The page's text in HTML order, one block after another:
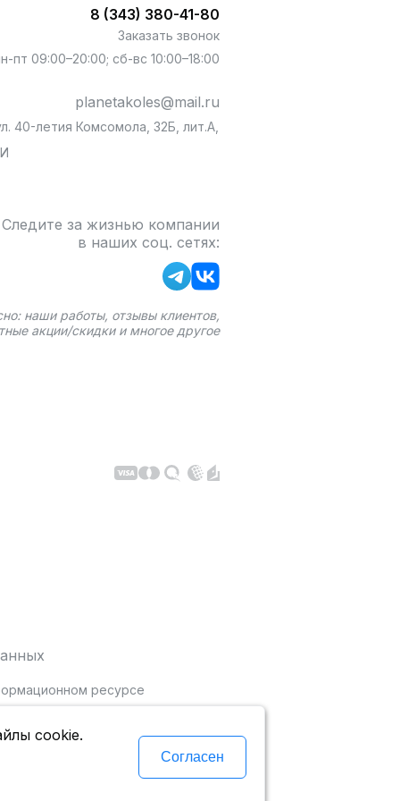
8 (343) 380-41-80
Заказать звонок
пт 09:00–20:00; сб-вс 10:00–18:00
planetakoles@mail.ru
40-летия Комсомола, 32Б, лит.А,
Следите за жизнью компании
в наших соц. сетях:
наши работы, отзывы клиентов,
акции/скидки и многое другое
ресурсе
cookie.
Согласен